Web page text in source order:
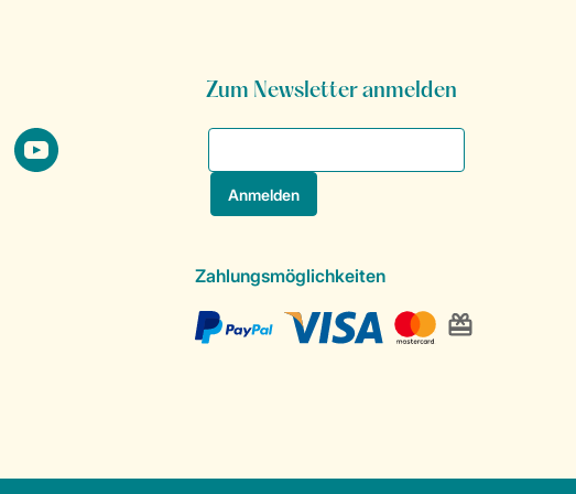
youtube
Zum Newsletter anmelden
Zahlungsmöglichkeiten